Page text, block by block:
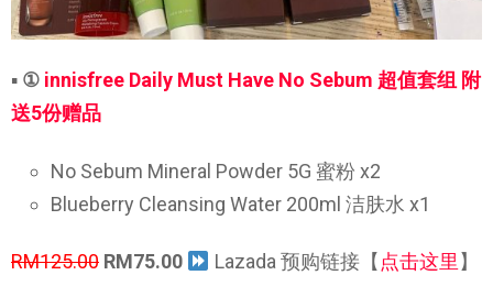
▪ ① innisfree Daily Must Have No Sebum 超值套组 附
送5份赠品
No Sebum Mineral Powder 5G 蜜粉 x2
Blueberry Cleansing Water 200ml 洁肤水 x1
RM125.00 RM75.00 Lazada 预购链接【 点击这里 】